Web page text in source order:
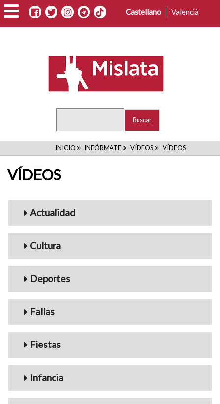
Pasar
al
contenido
Castellano Valencià
RUTA
INICIO INFÓRMATE VÍDEOS VÍDEOS
VÍDEOS
Menu_Videos
Actualidad
Cultura
Deportes
Fallas
Fiestas
Infancia